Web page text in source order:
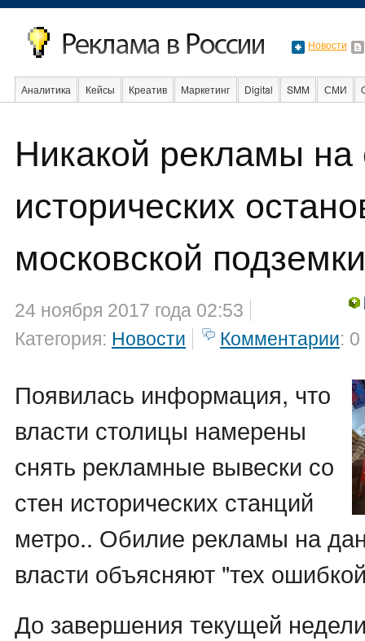
Новости
Аналитика Кейсы Креатив Маркетинг Digital SMM СМИ
Никакой рекламы на
исторических
московской
24 ноября 2017 года 02:53
Категория: Новости Комментарии: 0
Появилась информация, что
власти столицы намерены
снять рекламные вывески со
стен исторических станций
метро.. Обилие рекламы на
власти объясняют "тех
До завершения текущей